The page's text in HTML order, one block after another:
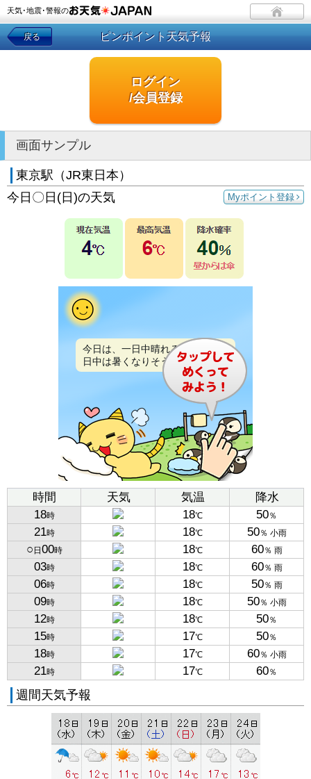
天気･地震･警報の
戻る ピンポイント天気予報
ログイン
/会員登録
画面サンプル
東京駅（JR東日本）
Myポイント登録
今日〇日(日)の天気
今日は、一日中晴れるでしょう。
日中は暑くなりそうです。
時間 天気 気温
降水
18時 18℃ 50％
21時 18℃ 50％ 小雨
○ 日 00時 18℃ 60％ 雨
03時 18℃ 60％ 雨
06時 18℃ 50％ 雨
09時 18℃ 50％ 小雨
12時 18℃ 50％
15時 17℃ 50％
18時 17℃ 60％ 小雨
21時 17℃ 60％
週間天気予報